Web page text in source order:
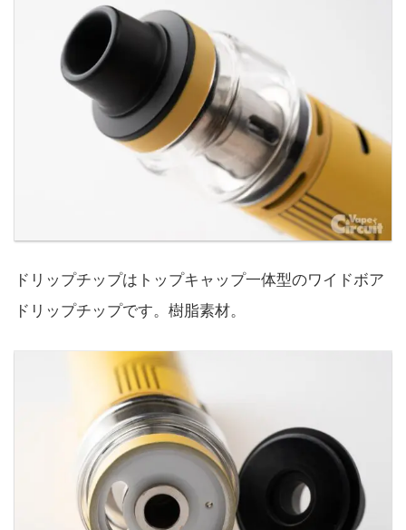
ドリップチップはトップキャップ一体型のワイドボア
ドリップチップです。樹脂素材。